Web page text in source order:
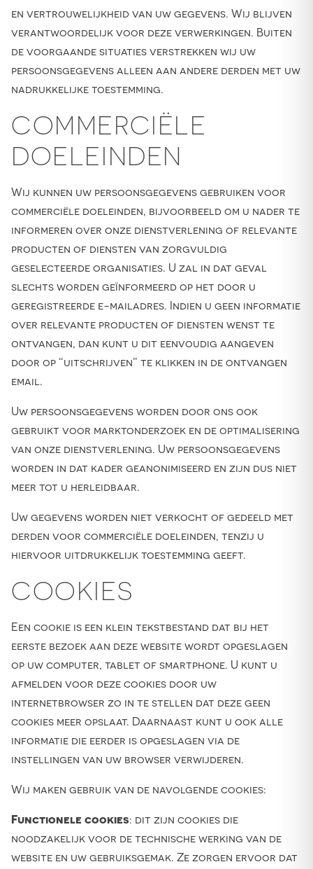
en vertrouwelijkheid van uw gegevens. Wij blijven
verantwoordelijk voor deze verwerkingen. Buiten
de voorgaande situaties verstrekken wij uw
persoonsgegevens alleen aan andere derden met uw
nadrukkelijke toestemming.
COMMERCIËLE
DOELEINDEN
Wij kunnen uw persoonsgegevens gebruiken voor
commerciële doeleinden, bijvoorbeeld om u nader te
informeren over onze dienstverlening of relevante
producten of diensten van zorgvuldig
geselecteerde organisaties. U zal in dat geval
slechts worden geïnformeerd op het door u
geregistreerde e-mailadres. Indien u geen informatie
over relevante producten of diensten wenst te
ontvangen, dan kunt u dit eenvoudig aangeven
door op “uitschrijven” te klikken in de ontvangen
email.
Uw persoonsgegevens worden door ons ook
gebruikt voor marktonderzoek en de optimalisering
van onze dienstverlening. Uw persoonsgegevens
worden in dat kader geanonimiseerd en zijn dus niet
meer tot u herleidbaar.
Uw gegevens worden niet verkocht of gedeeld met
derden voor commerciële doeleinden, tenzij u
hiervoor uitdrukkelijk toestemming geeft.
COOKIES
Een cookie is een klein tekstbestand dat bij het
eerste bezoek aan deze website wordt opgeslagen
op uw computer, tablet of smartphone. U kunt u
afmelden voor deze cookies door uw
internetbrowser zo in te stellen dat deze geen
cookies meer opslaat. Daarnaast kunt u ook alle
informatie die eerder is opgeslagen via de
instellingen van uw browser verwijderen.
Wij maken gebruik van de navolgende cookies:
Functionele cookies: dit zijn cookies die
noodzakelijk voor de technische werking van de
website en uw gebruiksgemak. Ze zorgen ervoor dat